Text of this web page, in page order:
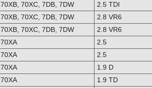
70XB, 70XC, 7DB, 7DW 2.5 TDI
70XB, 70XC, 7DB, 7DW 2.8 VR6
70XB, 70XC, 7DB, 7DW 2.8 VR6
70XA 2.5
70XA 2.5
70XA 1.9 D
70XA 1.9 TD